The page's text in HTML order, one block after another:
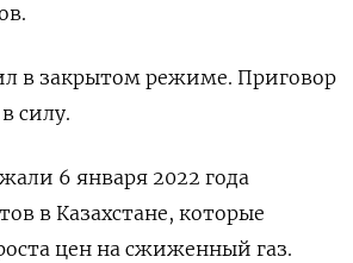
в закрытом режиме. Приговор
силу.
6 января 2022 года
в Казахстане, которые
цен на сжиженный газ.